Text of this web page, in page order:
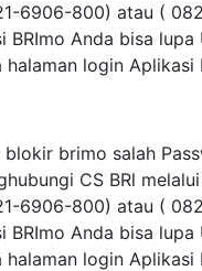
6906-800) atau (
BRImo Anda bisa lupa
login Aplikasi
blokir brimo salah
CS BRl
6906-800) atau (
BRImo Anda bisa lupa
login Aplikasi